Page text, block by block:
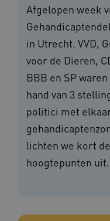
Afgelopen week
in Utrecht. VVD,
voor de Dieren,
BBB en SP
hand van 3
politici met
lichten we kort
hoogtepunten uit.